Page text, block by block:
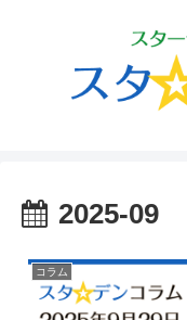
2025-09
コラム